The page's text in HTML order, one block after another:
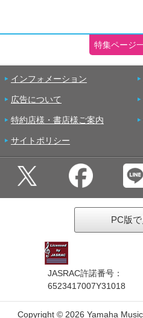
特集ページ
インフォメーション
広告について
特約店様・書店様ご案内
サイトポリシー
PC版
JASRAC許諾番号：
6523417007Y31018
Copyright © 2026 Yamaha